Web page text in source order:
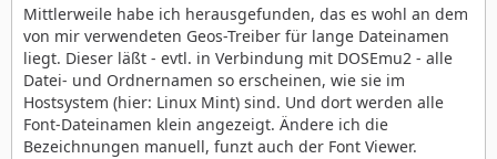
Mittlerweile habe ich herausgefunden, das es wohl an dem
von mir verwendeten Geos-Treiber für lange Dateinamen
liegt. Dieser läßt - evtl. in Verbindung mit DOSEmu2 - alle
Datei- und Ordnernamen so erscheinen, wie sie im
Hostsystem (hier: Linux Mint) sind. Und dort werden alle
Font-Dateinamen klein angezeigt. Ändere ich die
Bezeichnungen manuell, funzt auch der Font Viewer.